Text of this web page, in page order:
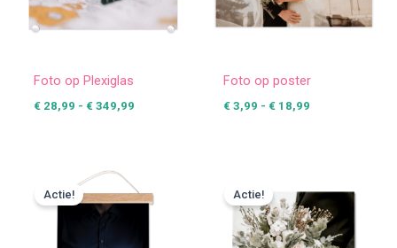
Foto op Plexiglas
€28,99 - €349,99
Foto op poster
€3,99 - €18,99
Actie!
€ 16,99
tot
Actie!
€ 8,95
tot
€ 13,95